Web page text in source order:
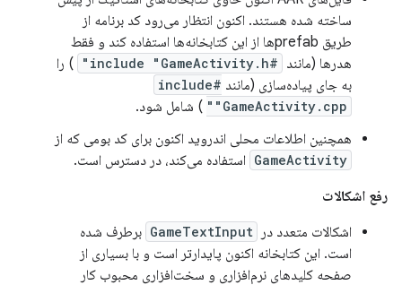
ساخته شده هستند. اکنون انتظار می‌رود کد برنامه از
طریق prefabها از این کتابخانه‌ها استفاده کند و فقط
هدرها (مانند #include "GameActivity.h"
) را
به جای پیاده‌سازی (مانند
#include
"GameActivity.cpp"
) شامل شود.
همچنین اطلاعات محلی اندروید اکنون برای کد بومی که از
GameActivity استفاده می‌کند، در دسترس است.
رفع اشکالات
اشکالات متعدد در
GameTextInput برطرف شده
است. این کتابخانه اکنون پایدارتر است و با بسیاری از
صفحه کلیدهای نرم‌افزاری و سخت‌افزاری محبوب کار